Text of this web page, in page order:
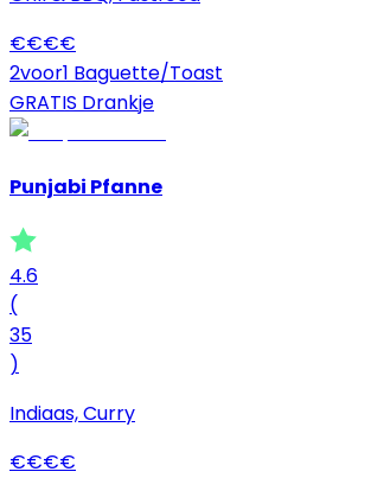
€€€€
2voor1 Baguette/Toast
GRATIS Drankje
Punjabi Pfanne
4.6
(
35
)
Indiaas, Curry
€€€€